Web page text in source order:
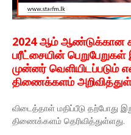
2024 ஆம் ஆண்டுக்கான
பரீட்சையின்
முன்னர் வெளியிடப்படும்
திணைக்களம்
விடைத்தாள் மதிப்பீடு தற்போது
திணைக்களம் தெரிவித்துள்ளது.